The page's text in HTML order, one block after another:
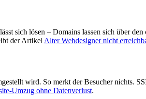
sich lösen – Domains lassen sich über
der Artikel Alter Webdesigner nicht
wird. So merkt der Besucher nichts.
Umzug ohne Datenverlust.